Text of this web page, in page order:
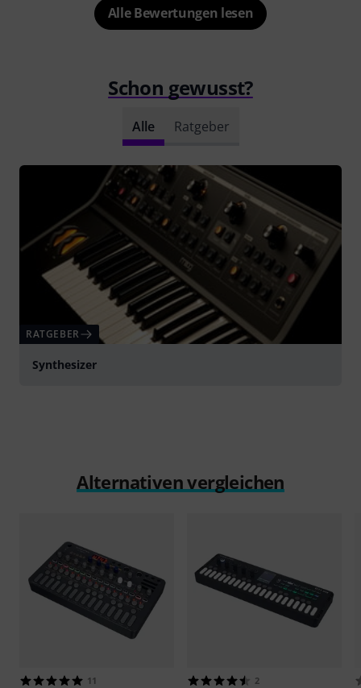
Alle Bewertungen lesen
Schon gewusst?
Alle Ratgeber
RATGEBER
Synthesizer
Alternativen vergleichen
11 2